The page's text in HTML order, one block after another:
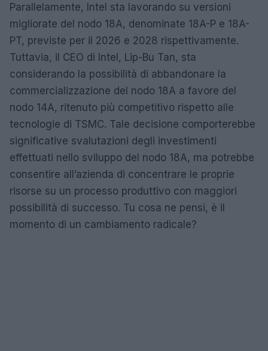
Parallelamente, Intel sta lavorando su versioni
migliorate del nodo 18A, denominate 18A-P e 18A-
PT, previste per il 2026 e 2028 rispettivamente.
Tuttavia, il CEO di Intel, Lip-Bu Tan, sta
considerando la possibilità di abbandonare la
commercializzazione del nodo 18A a favore del
nodo 14A, ritenuto più competitivo rispetto alle
tecnologie di TSMC. Tale decisione comporterebbe
significative svalutazioni degli investimenti
effettuati nello sviluppo del nodo 18A, ma potrebbe
consentire all’azienda di concentrare le proprie
risorse su un processo produttivo con maggiori
possibilità di successo. Tu cosa ne pensi, è il
momento di un cambiamento radicale?